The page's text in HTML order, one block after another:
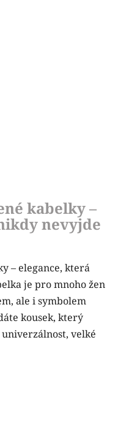
kabelky –
nevyjde
– elegance, která
je pro mnoho žen
ale i symbolem
kousek, který
velké